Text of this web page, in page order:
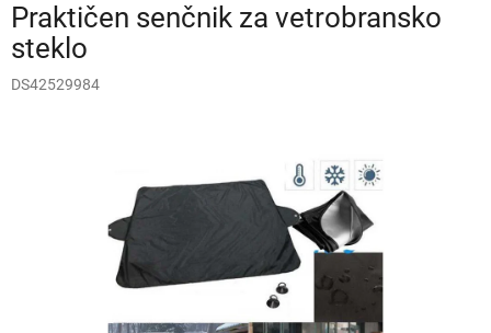
Praktičen senčnik za vetrobransko
steklo
DS42529984